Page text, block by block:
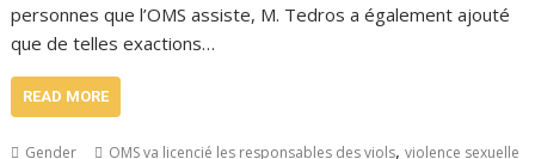
personnes que l’OMS assiste, M. Tedros a également ajouté
que de telles exactions…
READ MORE
Gender OMS va licencié les responsables des viols,violence sexuelle